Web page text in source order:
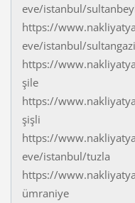
eve/istanbul/
https://
eve/istanbul/sultangazi
https://
şile
https://
şişli
https://
eve/istanbul/tuzla
https://
ümraniye